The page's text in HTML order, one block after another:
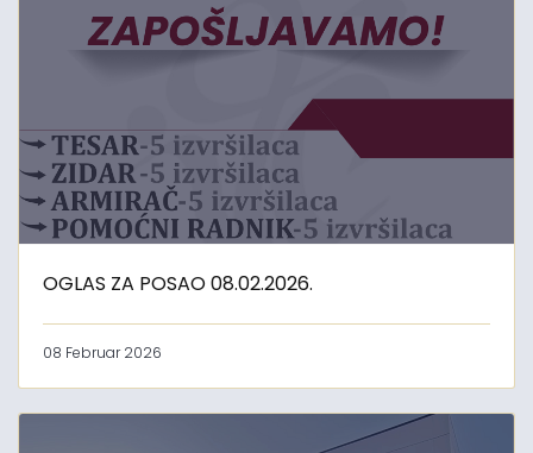
OGLAS ZA POSAO 08.02.2026.
08 Februar 2026